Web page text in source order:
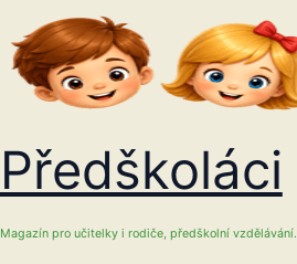
Předškoláci
Magazín pro učitelky i rodiče, předškolní vzdělávání.